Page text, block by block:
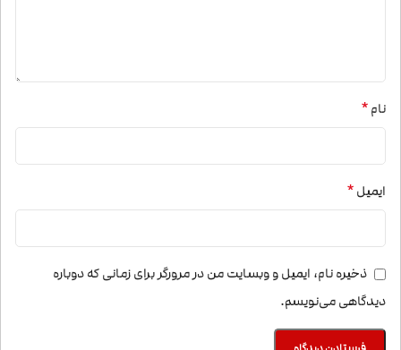
نام*
ایمیل*
ذخیره نام، ایمیل و وبسایت من در مرورگر برای زمانی که دوباره
دیدگاهی می‌نویسم.